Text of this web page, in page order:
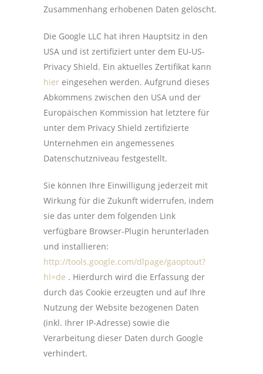
Zusammenhang erhobenen Daten gelöscht.
Die Google LLC hat ihren Hauptsitz in den
USA und ist zertifiziert unter dem EU-US-
Privacy Shield. Ein aktuelles Zertifikat kann
hier eingesehen werden. Aufgrund dieses
Abkommens zwischen den USA und der
Europäischen Kommission hat letztere für
unter dem Privacy Shield zertifizierte
Unternehmen ein angemessenes
Datenschutzniveau festgestellt.
Sie können Ihre Einwilligung jederzeit mit
Wirkung für die Zukunft widerrufen, indem
sie das unter dem folgenden Link
verfügbare Browser-Plugin herunterladen
und installieren:
http://tools.google.com/dlpage/gaoptout?
hl=de . Hierdurch wird die Erfassung der
durch das Cookie erzeugten und auf Ihre
Nutzung der Website bezogenen Daten
(inkl. Ihrer IP-Adresse) sowie die
Verarbeitung dieser Daten durch Google
verhindert.